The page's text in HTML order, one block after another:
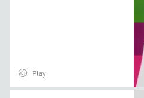
Play